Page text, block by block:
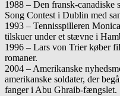
1988 – Den fransk-
Song Contest i Dublin med
1993 – Tennisspilleren
tilskuer under et stævne i
1996 – Lars von Trier køber
romaner.
2004 – Amerikanske
amerikanske soldater, der
fanger i Abu Ghraib-fængslet.